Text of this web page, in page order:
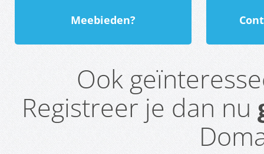
Meebieden?
Ook
Registreer je dan nu